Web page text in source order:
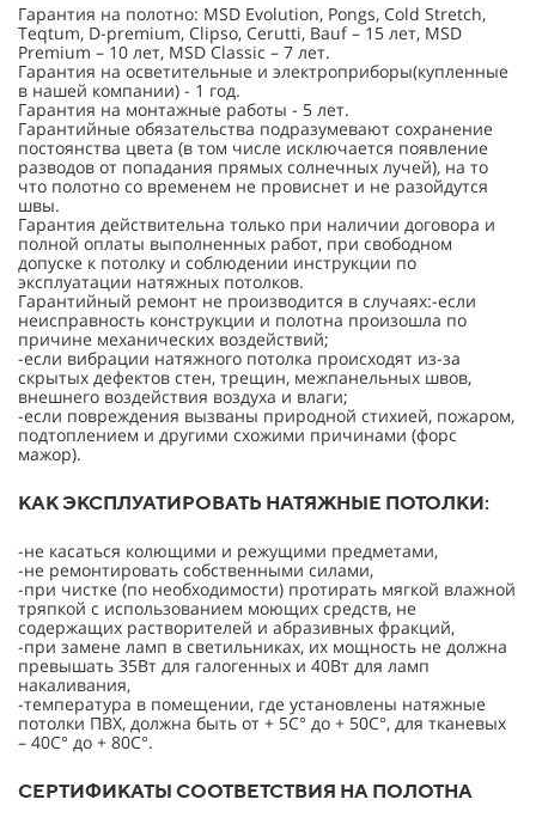
Гарантия на полотно: MSD Evolution, Pongs, Cold Stretch,
Teqtum, D-premium, Clipso, Cerutti, Bauf – 15 лет, MSD
Premium – 10 лет, MSD Classic – 7 лет.
Гарантия на осветительные и электроприборы(купленные
в нашей компании) - 1 год.
Гарантия на монтажные работы - 5 лет.
Гарантийные обязательства подразумевают сохранение
постоянства цвета (в том числе исключается появление
разводов от попадания прямых солнечных лучей), на то
что полотно со временем не провиснет и не разойдутся
швы.
Гарантия действительна только при наличии договора и
полной оплаты выполненных работ, при свободном
допуске к потолку и соблюдении инструкции по
эксплуатации натяжных потолков.
Гарантийный ремонт не производится в случаях:-если
неисправность конструкции и полотна произошла по
причине механических воздействий;
-если вибрации натяжного потолка происходят из-за
скрытых дефектов стен, трещин, межпанельных швов,
внешнего воздействия воздуха и влаги;
-если повреждения вызваны природной стихией, пожаром,
подтоплением и другими схожими причинами (форс
мажор).
КАК ЭКСПЛУАТИРОВАТЬ НАТЯЖНЫЕ ПОТОЛКИ:
-не касаться колющими и режущими предметами,
-не ремонтировать собственными силами,
-при чистке (по необходимости) протирать мягкой влажной
тряпкой с использованием моющих средств, не
содержащих растворителей и абразивных фракций,
-при замене ламп в светильниках, их мощность не должна
превышать 35Вт для галогенных и 40Вт для ламп
накаливания,
-температура в помещении, где установлены натяжные
потолки ПВХ, должна быть от + 5С° до + 50С°, для тканевых
– 40С° до + 80С°.
СЕРТИФИКАТЫ СООТВЕТСТВИЯ НА ПОЛОТНА